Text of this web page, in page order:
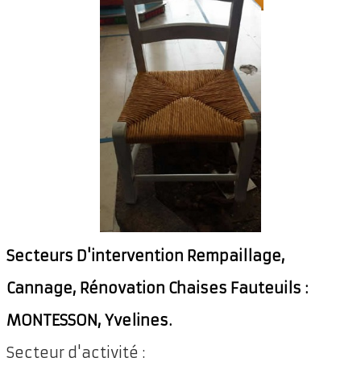
Secteurs D'intervention Rempaillage,
Cannage, Rénovation Chaises Fauteuils :
MONTESSON, Yvelines.
Secteur d'activité :